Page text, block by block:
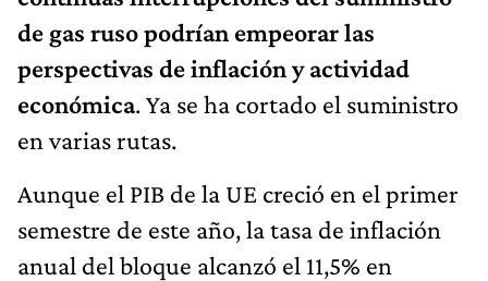
de gas ruso podrían empeorar las
perspectivas de inflación y actividad
económica. Ya se ha cortado el suministro
en varias rutas.
Aunque el PIB de la UE creció en el primer
semestre de este año, la tasa de inflación
anual del bloque alcanzó el 11,5% en